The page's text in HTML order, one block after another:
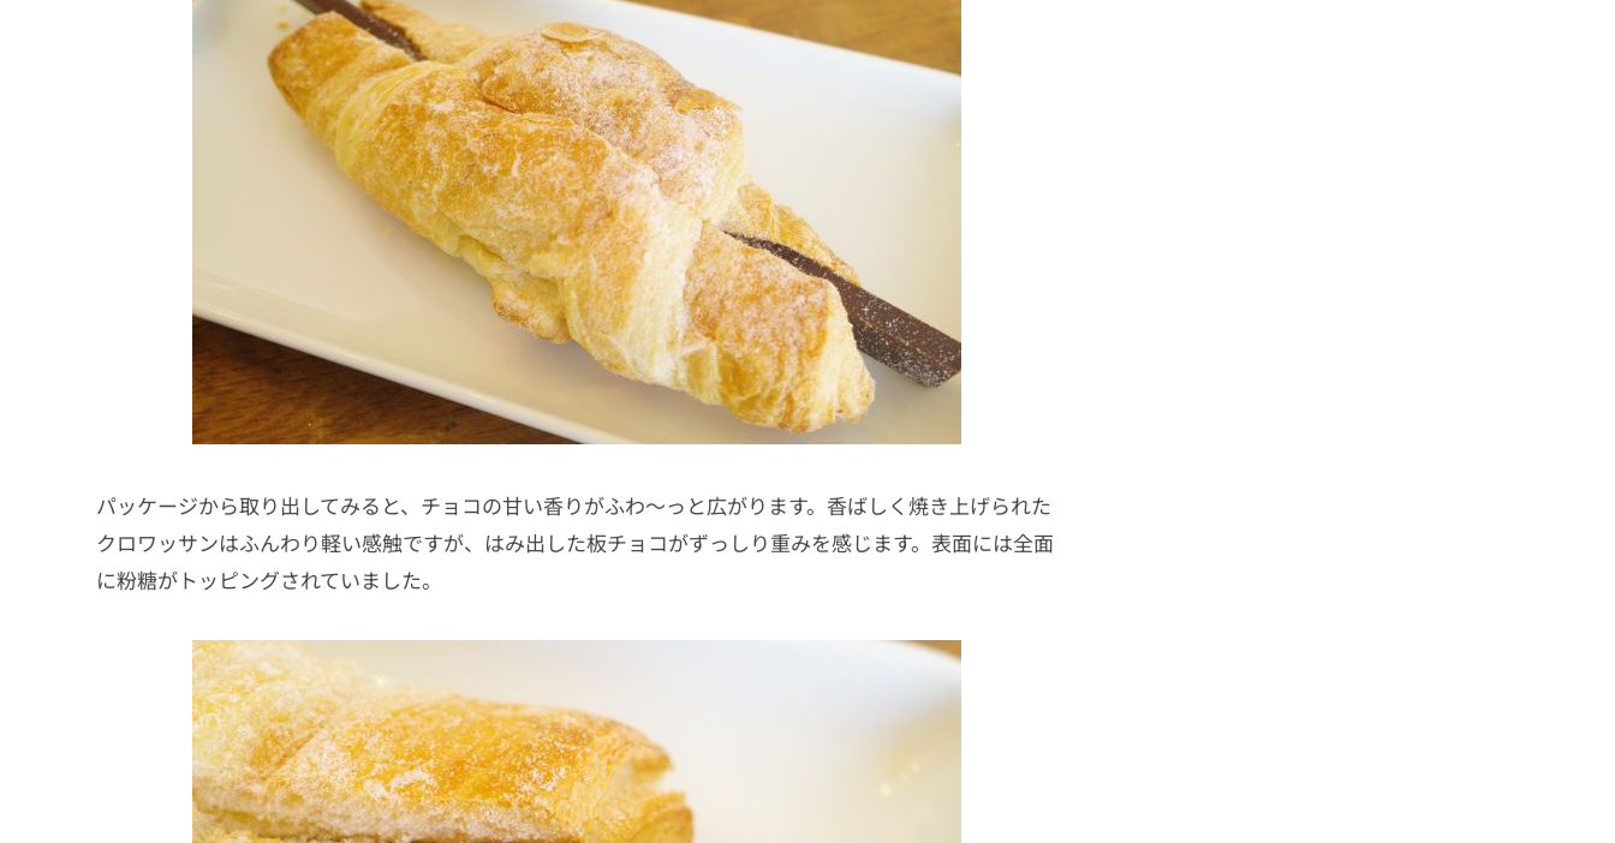
パッケージから取り出してみると、チョコの甘い香りがふわ～っと広がります。香ばしく焼き上げられた
クロワッサンはふんわり軽い感触ですが、はみ出した板チョコがずっしり重みを感じます。表面には全面
に粉糖がトッピングされていました。